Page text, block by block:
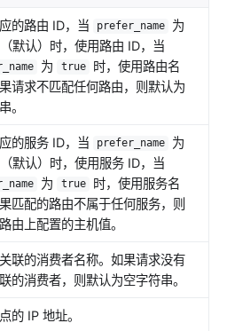
的路由 ID，当 prefer_name 为
（默认）时，使用路由 ID，当
为 true
时，使用路由名
请求不匹配任何路由，则默认为
。
的服务 ID，当 prefer_name 为
（默认）时，使用服务 ID，当
为 true
时，使用服务名
匹配的路由不属于任何服务，则
由上配置的主机值。
联的消费者名称。如果请求没有
的消费者，则默认为空字符串。
的 IP 地址。